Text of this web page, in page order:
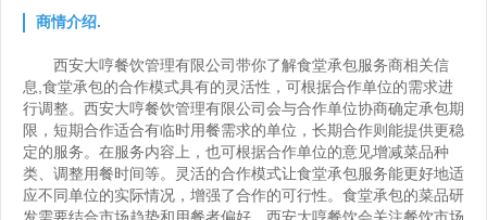
商情介绍.
西安大哼餐饮管理有限公司带你了解食堂承包服务商相关信
息,食堂承包的合作模式具有的灵活性，可根据合作单位的需求进
行调整。西安大哼餐饮管理有限公司会与合作单位协商确定承包期
限，短期合作适合有临时用餐需求的单位，长期合作则能提供更稳
定的服务。在服务内容上，也可根据合作单位的意见增减菜品种
类、调整用餐时间等。灵活的合作模式让食堂承包服务能更好地适
应不同单位的实际情况，增强了合作的可行性。食堂承包的菜品研